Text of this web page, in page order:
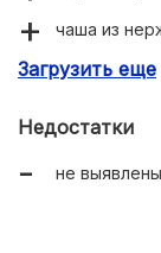
чаша из
высокая
Загрузить еще
Недостатки
не